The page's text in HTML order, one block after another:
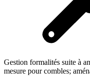
Gestion formalités suite à
mesure pour combles;